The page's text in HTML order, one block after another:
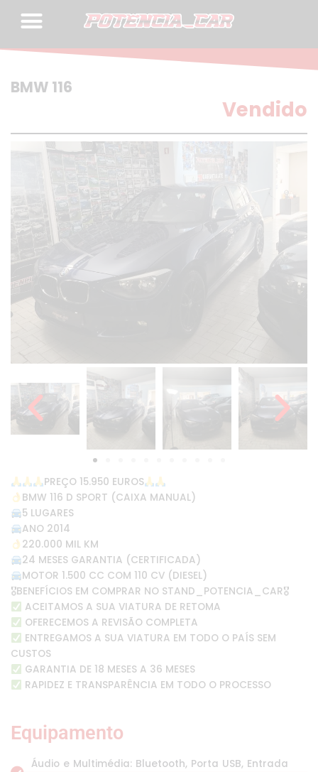
BMW 116
Vendido
PREÇO 15.950 EUROS
BMW 116 D SPORT (CAIXA MANUAL)
5 LUGARES
ANO 2014
220.000 MIL KM
24 MESES GARANTIA (CERTIFICADA)
MOTOR 1.500 CC COM 110 CV (DIESEL)
🎖BENEFÍCIOS EM COMPRAR NO STAND_POTENCIA_CAR🎖
ACEITAMOS A SUA VIATURA DE RETOMA
OFERECEMOS A REVISÃO COMPLETA
ENTREGAMOS A SUA VIATURA EM TODO O PAÍS SEM
CUSTOS
GARANTIA DE 18 MESES A 36 MESES
RAPIDEZ E TRANSPARÊNCIA EM TODO O PROCESSO
Equipamento
Áudio e Multimédia: Bluetooth, Porta USB, Entrada